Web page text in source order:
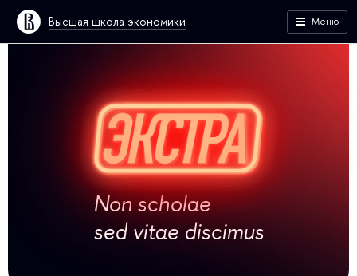
Высшая школа экономики Меню
Non scholae
sed vitae discimus